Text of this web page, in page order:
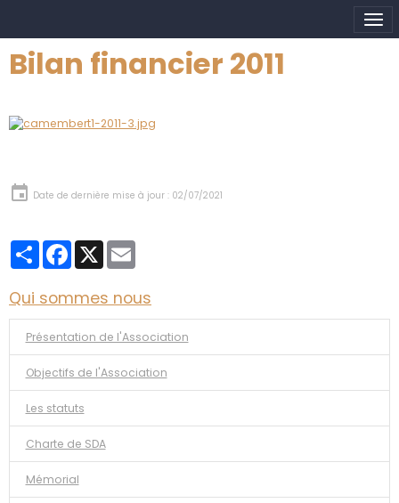
Bilan financier 2011
Date de dernière mise à jour : 02/07/2021
PartagerFacebook
X
Qui sommes nous
Présentation de l'Association
Objectifs de l'Association
Les statuts
Charte de SDA
Mémorial